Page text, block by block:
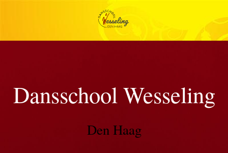
Dansschool Wesseling
Den Haag